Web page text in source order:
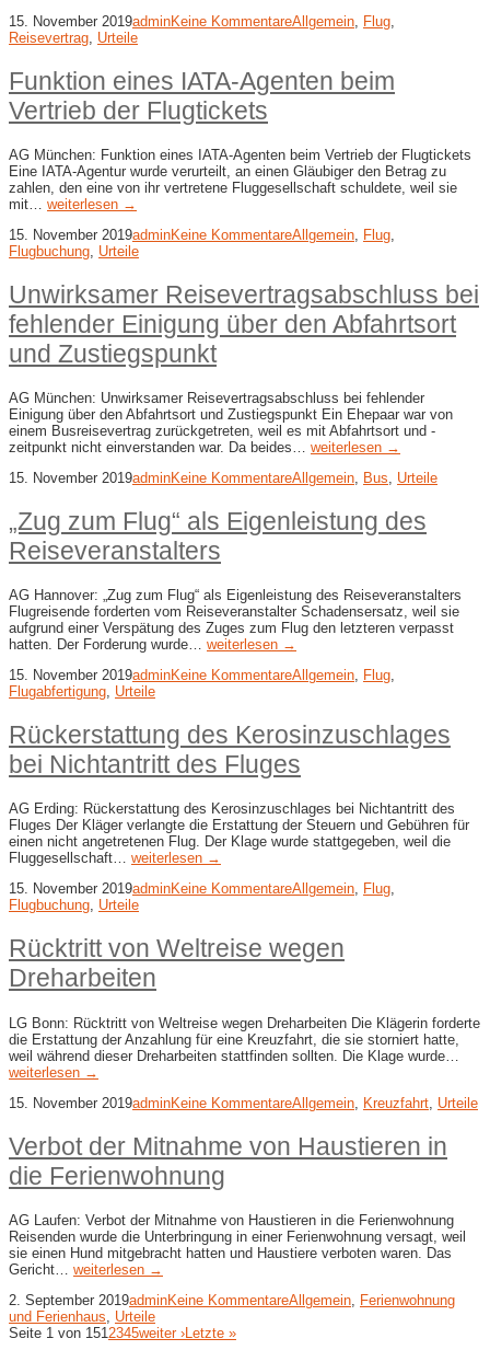
15. November 2019adminKeine KommentareAllgemein Flug
Reisevertrag Urteile
Funktion eines IATA-Agenten beim
Vertrieb der Flugtickets
AG München: Funktion eines IATA-Agenten beim Vertrieb der Flugtickets
Eine IATA-Agentur wurde verurteilt, an einen Gläubiger den Betrag zu
zahlen, den eine von ihr vertretene Fluggesellschaft schuldete, weil sie
mit… weiterlesen →
15. November 2019adminKeine KommentareAllgemein Flug
Flugbuchung Urteile
Unwirksamer Reisevertragsabschluss bei
fehlender Einigung über den Abfahrtsort
und Zustiegspunkt
AG München: Unwirksamer Reisevertragsabschluss bei fehlender
Einigung über den Abfahrtsort und Zustiegspunkt Ein Ehepaar war von
einem Busreisevertrag zurückgetreten, weil es mit Abfahrtsort und -
zeitpunkt nicht einverstanden war. Da beides… weiterlesen →
15. November 2019adminKeine KommentareAllgemein, Bus, Urteile
„Zug zum Flug“ als Eigenleistung des
Reiseveranstalters
AG Hannover: „Zug zum Flug“ als Eigenleistung des Reiseveranstalters
Flugreisende forderten vom Reiseveranstalter Schadensersatz, weil sie
aufgrund einer Verspätung des Zuges zum Flug den letzteren verpasst
hatten. Der Forderung wurde… weiterlesen →
15. November 2019adminKeine KommentareAllgemein, Flug,
Flugabfertigung, Urteile
Rückerstattung des Kerosinzuschlages
bei Nichtantritt des Fluges
AG Erding: Rückerstattung des Kerosinzuschlages bei Nichtantritt des
Fluges Der Kläger verlangte die Erstattung der Steuern und Gebühren für
einen nicht angetretenen Flug. Der Klage wurde stattgegeben, weil die
Fluggesellschaft… weiterlesen →
15. November 2019adminKeine KommentareAllgemein, Flug,
Flugbuchung, Urteile
Rücktritt von Weltreise wegen
Dreharbeiten
LG Bonn: Rücktritt von Weltreise wegen Dreharbeiten Die Klägerin forderte
die Erstattung der Anzahlung für eine Kreuzfahrt, die sie storniert hatte,
weil während dieser Dreharbeiten stattfinden sollten. Die Klage wurde…
weiterlesen →
15. November 2019adminKeine KommentareAllgemein Kreuzfahrt Urteile
Verbot der Mitnahme von Haustieren in
die Ferienwohnung
AG Laufen: Verbot der Mitnahme von Haustieren in die Ferienwohnung
Reisenden wurde die Unterbringung in einer Ferienwohnung versagt, weil
sie einen Hund mitgebracht hatten und Haustiere verboten waren. Das
Gericht… weiterlesen →
2. September 2019adminKeine KommentareAllgemein Ferienwohnung
und Ferienhaus
Urteile
Seite 1 von 151 2345weiter ›Letzte »